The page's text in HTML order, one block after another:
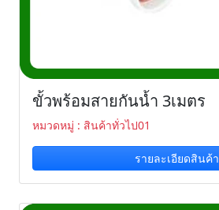
ขั้วพร้อมสายกันน้ำ 3เมตร
หมวดหมู่ : สินค้าทั่วไป01
รายละเอียดสินค้า